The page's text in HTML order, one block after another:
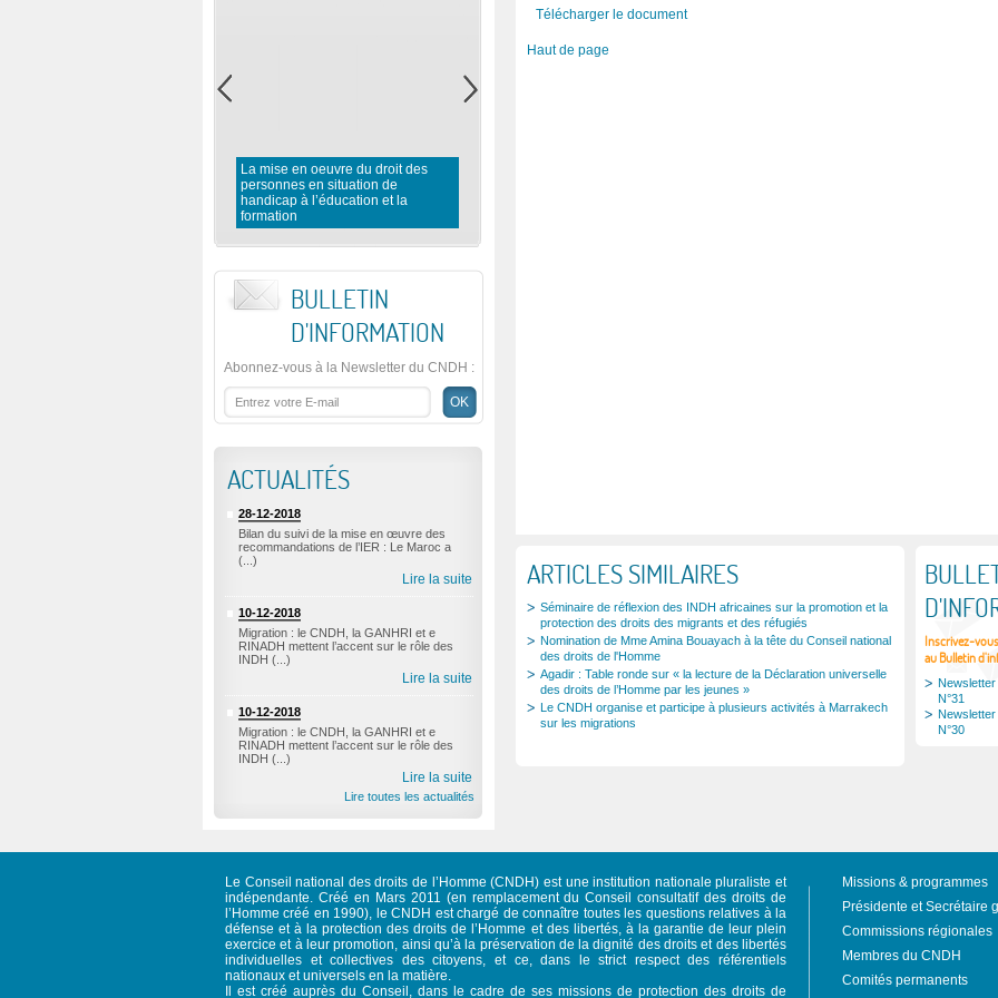
La mise en oeuvre du droit des
personnes en situation de
handicap à l’éducation et la
formation
BULLETIN
D'INFORMATION
Abonnez-vous à la Newsletter du CNDH :
ACTUALITÉS
28-12-2018
Bilan du suivi de la mise en œuvre des
recommandations de l’IER : Le Maroc a
(...)
Lire la suite
10-12-2018
Migration : le CNDH, la GANHRI et e
RINADH mettent l’accent sur le rôle des
INDH (...)
Lire la suite
10-12-2018
Migration : le CNDH, la GANHRI et e
RINADH mettent l’accent sur le rôle des
INDH (...)
Lire la suite
Lire toutes les actualités
Télécharger le document
Haut de page
ARTICLES SIMILAIRES
Séminaire de réflexion des INDH africaines sur la promotion et la
protection des droits des migrants et des réfugiés
Nomination de Mme Amina Bouayach à la tête du Conseil national
des droits de l'Homme
Agadir : Table ronde sur « la lecture de la Déclaration universelle
des droits de l’Homme par les jeunes »
Le CNDH organise et participe à plusieurs activités à Marrakech
sur les migrations
Inscrivez-vous
au Bulletin
N°31
N°30
Le Conseil national des droits de l’Homme (CNDH) est une institution nationale pluraliste et
indépendante. Créé en Mars 2011 (en remplacement du Conseil consultatif des droits de
l’Homme créé en 1990), le CNDH est chargé de connaître toutes les questions relatives à la
défense et à la protection des droits de l’Homme et des libertés, à la garantie de leur plein
exercice et à leur promotion, ainsi qu’à la préservation de la dignité des droits et des libertés
individuelles et collectives des citoyens, et ce, dans le strict respect des référentiels
nationaux et universels en la matière.
Il est créé auprès du Conseil, dans le cadre de ses missions de protection des droits de
Missions & programmes
Présidente et Secrétaire
Commissions régionales
Membres du CNDH
Comités permanents